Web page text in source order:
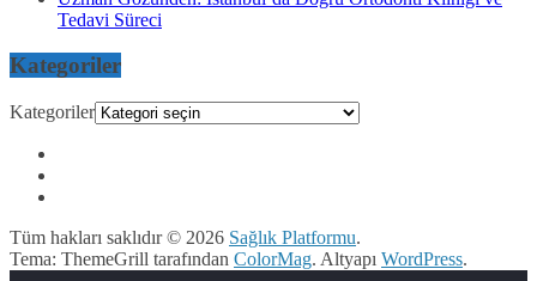
Tedavi Süreci
Kategoriler
Kategoriler
Tüm hakları saklıdır © 2026 Sağlık Platformu.
Tema: ThemeGrill tarafından ColorMag. Altyapı WordPress.